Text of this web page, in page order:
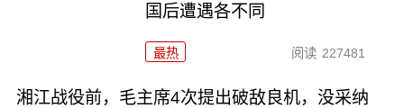
国后遭遇各不同
最热 阅读 227481
湘江战役前，毛主席4次提出破敌良机，没采纳